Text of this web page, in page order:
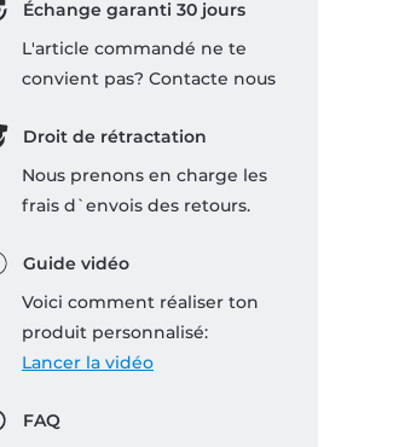
Échange garanti 30 jours
L'article commandé ne te
convient pas? Contacte nous
Droit de rétractation
Nous prenons en charge les
frais d`envois des retours.
Guide vidéo
Voici comment réaliser ton
produit personnalisé:
Lancer la vidéo
FAQ